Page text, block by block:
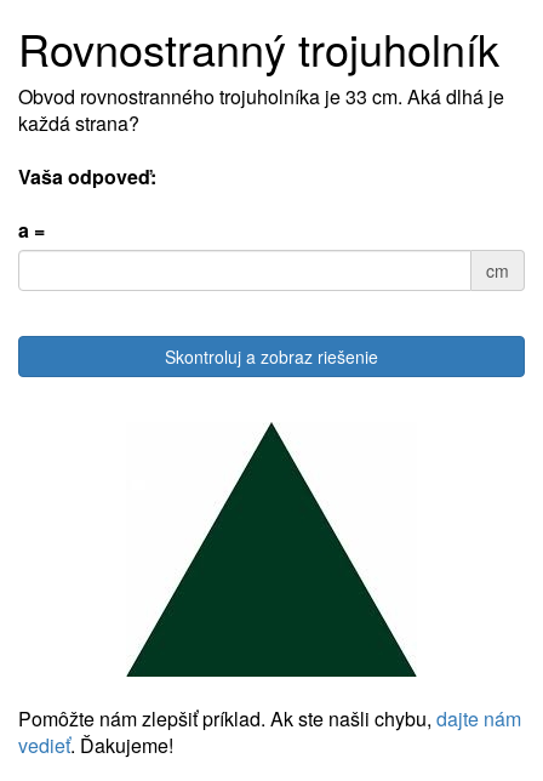
Rovnostranný trojuholník
Obvod rovnostranného trojuholníka je 33 cm. Aká dlhá je
každá strana?
Vaša odpoveď:
a =
cm
Skontroluj a zobraz riešenie
Pomôžte nám zlepšiť príklad. Ak ste našli chybu, dajte nám
vedieť. Ďakujeme!